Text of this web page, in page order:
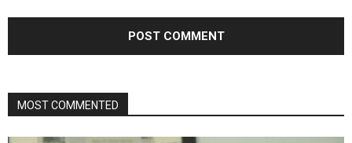
MOST COMMENTED